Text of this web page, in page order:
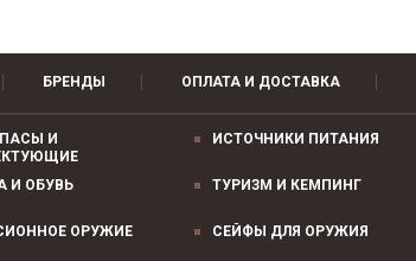
БРЕНДЫ ОПЛАТА И ДОСТАВКА
И
ИСТОЧНИКИ ПИТАНИЯ
И ОБУВЬ ТУРИЗМ И КЕМПИНГ
ОРУЖИЕ СЕЙФЫ ДЛЯ ОРУЖИЯ